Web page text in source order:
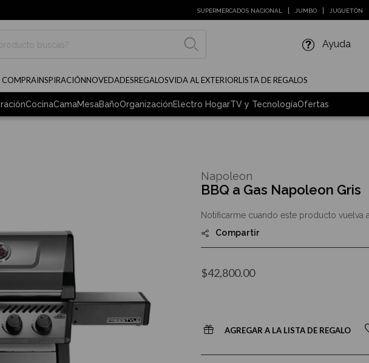
SUPERMERCADOS NACIONAL JUMBO JUGUETÓN
Ayuda
COMPRAINSPIRACIÓNNOVEDADESREGALOSVIDA AL EXTERIORLISTA DE REGALOS
CocinaCamaMesaBañoOrganizaciónElectro HogarTV y TecnologíaOfertas
BBQ a Gas Napoleon Gris
Compartir
$42,800.00
Notificarme cuando este producto vuelva
AGREGAR A LA LISTA DE REGALO
Napoleon